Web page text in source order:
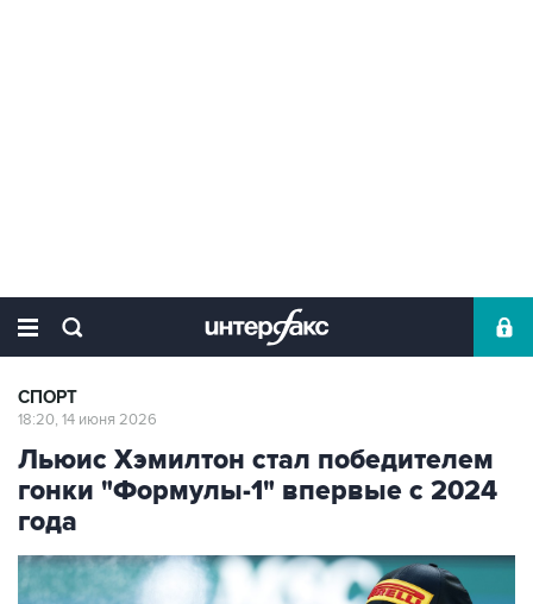
СПОРТ
18:20, 14 июня 2026
Льюис Хэмилтон стал победителем
гонки "Формулы-1" впервые с 2024
года